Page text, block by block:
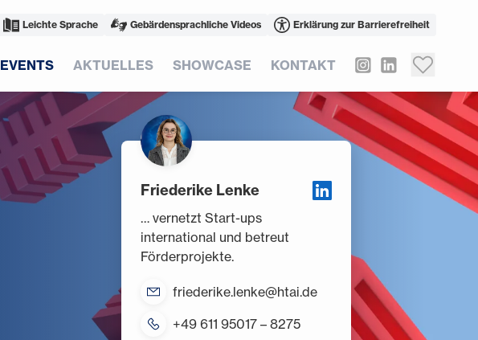
Leichte Sprache Gebärdensprachliche Videos Erklärung zur Barrierefreiheit
EVENTS AKTUELLES SHOWCASE KONTAKT
Friederike Lenke
… vernetzt Start-ups
international und betreut
Förderprojekte.
friederike.lenke@htai.de
+49 611 95017 – 8275